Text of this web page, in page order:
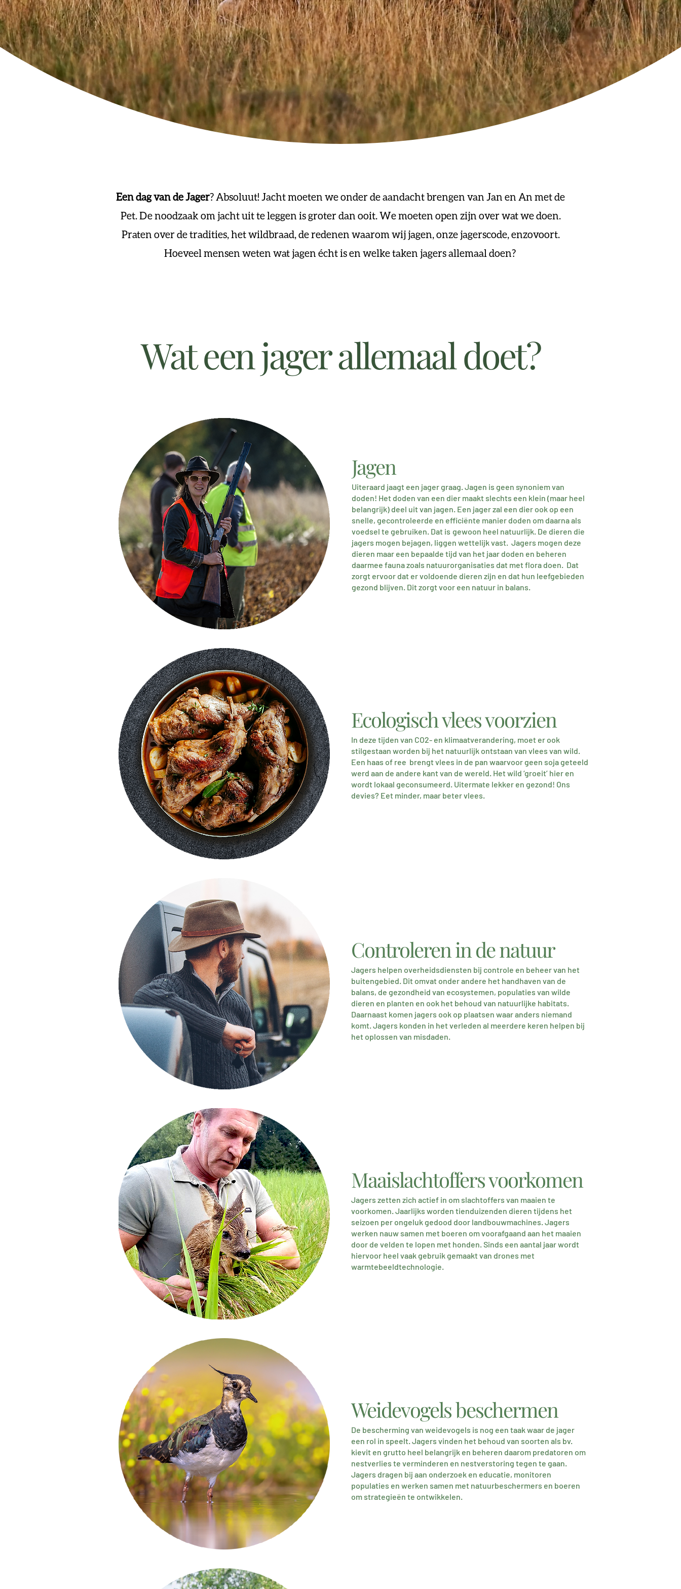
Een dag van de Jager? Absoluut! Jacht moeten we onder de aandacht brengen van Jan en An met de
Pet. De noodzaak om jacht uit te leggen is groter dan ooit. We moeten open zijn over wat we doen.
Praten over de tradities, het wildbraad, de redenen waarom wij jagen, onze jagerscode, enzovoort.
Hoeveel mensen weten wat jagen écht is en welke taken jagers allemaal doen?
Wat een jager allemaal doet?
Jagen
Uiteraard jaagt een jager graag. Jagen is geen synoniem van
doden! Het doden van een dier maakt slechts een klein (maar heel
belangrijk) deel uit van jagen. Een jager zal een dier ook op een
snelle, gecontroleerde en efficiënte manier doden om daarna als
voedsel te gebruiken. Dat is gewoon heel natuurlijk. De dieren die
jagers mogen bejagen, liggen wettelijk vast. Jagers mogen deze
dieren maar een bepaalde tijd van het jaar doden en beheren
daarmee fauna zoals natuurorganisaties dat met flora doen. Dat
zorgt ervoor dat er voldoende dieren zijn en dat hun leefgebieden
gezond blijven. Dit zorgt voor een natuur in balans.
Ecologisch vlees voorzien
In deze tijden van CO2- en klimaatverandering, moet er ook
stilgestaan worden bij het natuurlijk ontstaan van vlees van wild.
Een haas of ree brengt vlees in de pan waarvoor geen soja geteeld
werd aan de andere kant van de wereld. Het wild ‘groeit’ hier en
wordt lokaal geconsumeerd. Uitermate lekker en gezond! Ons
devies? Eet minder, maar beter vlees.
Controleren in de natuur
Jagers helpen overheidsdiensten bij controle en beheer van het
buitengebied. Dit omvat onder andere het handhaven van de
balans, de gezondheid van ecosystemen, populaties van wilde
dieren en planten en ook het behoud van natuurlijke habitats.
Daarnaast komen jagers ook op plaatsen waar anders niemand
komt. Jagers konden in het verleden al meerdere keren helpen bij
het oplossen van misdaden.
Maaislachtoffers voorkomen
Jagers zetten zich actief in om slachtoffers van maaien te
voorkomen. Jaarlijks worden tienduizenden dieren tijdens het
seizoen per ongeluk gedood door landbouwmachines. Jagers
werken nauw samen met boeren om voorafgaand aan het maaien
door de velden te lopen met honden. Sinds een aantal jaar wordt
hiervoor heel vaak gebruik gemaakt van drones met
warmtebeeldtechnologie.
Weidevogels beschermen
De bescherming van weidevogels is nog een taak waar de jager
een rol in speelt. Jagers vinden het behoud van soorten als bv.
kievit en grutto heel belangrijk en beheren daarom predatoren om
nestverlies te verminderen en nestverstoring tegen te gaan.
Jagers dragen bij aan onderzoek en educatie, monitoren
populaties en werken samen met natuurbeschermers en boeren
om strategieën te ontwikkelen.